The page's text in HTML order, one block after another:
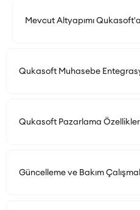
Mevcut Altyapımı
Qukasoft Muhasebe
Qukasoft Pazarlama
Güncelleme ve Bakım